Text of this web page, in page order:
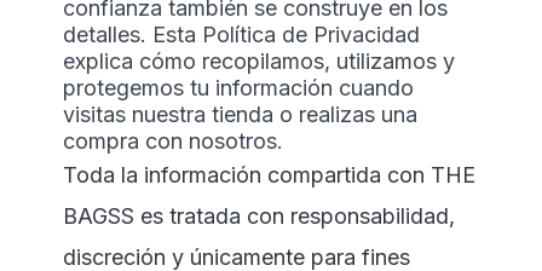
confianza también se construye en los
detalles. Esta Política de Privacidad
explica cómo recopilamos, utilizamos y
protegemos tu información cuando
visitas nuestra tienda o realizas una
compra con nosotros.
Toda la información compartida con THE
BAGSS es tratada con responsabilidad,
discreción y únicamente para fines